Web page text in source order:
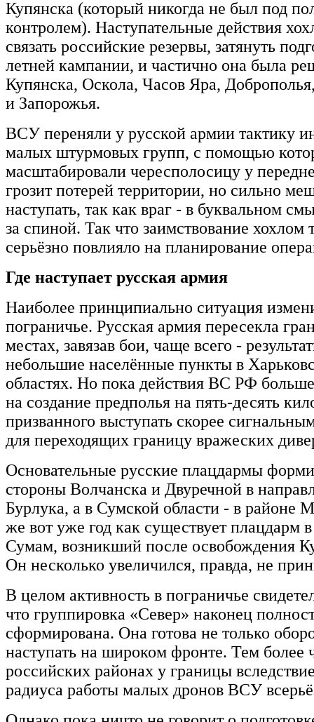
Купянска (который никогда не был под
контролем). Наступательные действия
связать российские резервы, затянуть
летней кампании, и частично она была
Купянска, Оскола, Часов Яра,
и Запорожья.
ВСУ переняли у русской армии тактику
малых штурмовых групп, с помощью
масштабировали чересполосицу у
грозит потерей территории, но сильно
наступать, так как враг - в буквальном
за спиной. Так что заимствование хохлом
серьёзно повлияло на планирование
Где наступает русская армия
Наиболее принципиально ситуация
пограничье. Русская армия пересекла
местах, завязав бои, чаще всего -
небольшие населённые пункты в
областях. Но пока действия ВС РФ
на создание предполья на пять-десять
призванного выступать скорее
для переходящих границу вражеских
Основательные русские плацдармы
стороны Волчанска и Двуречной в
Бурлука, а в Сумской области - в районе
же вот уже год как существует плацдарм
Сумам, возникший после освобождения
Он несколько увеличился, правда, не
В целом активность в пограничье
что группировка «Север» наконец
сформирована. Она готова не только
наступать на широком фронте. Тем более
российских районах у границы
радиуса работы малых дронов ВСУ